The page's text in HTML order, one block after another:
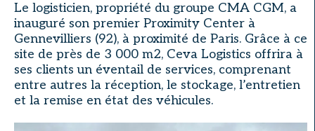
Le logisticien, propriété du groupe CMA CGM, a
inauguré son premier Proximity Center à
Gennevilliers (92), à proximité de Paris. Grâce à ce
site de près de 3 000 m2, Ceva Logistics offrira à
ses clients un éventail de services, comprenant
entre autres la réception, le stockage, l’entretien
et la remise en état des véhicules.